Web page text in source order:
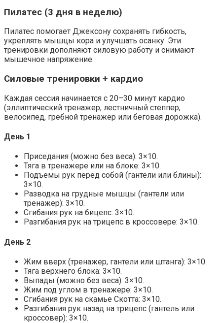
Пилатес (3 дня в неделю)
Пилатес помогает Джексону сохранять гибкость,
укреплять мышцы кора и улучшать осанку. Эти
тренировки дополняют силовую работу и снимают
мышечное напряжение.
Силовые тренировки + кардио
Каждая сессия начинается с 20–30 минут кардио
(эллиптический тренажер, лестничный степпер,
велосипед, гребной тренажер или беговая дорожка).
День 1
Приседания (можно без веса): 3×10.
Тяга в тренажере или на блоке: 3×10.
Подъемы рук перед собой (гантели или блины):
3×10.
Разводка на грудные мышцы (гантели или
тренажер): 3×10.
Сгибания рук на бицепс: 3×10.
Разгибания рук на трицепс в кроссовере: 3×10.
День 2
Жим вверх (тренажер, гантели или штанга): 3×10.
Тяга верхнего блока: 3×10.
Выпады (можно без веса): 3×10.
Жим под углом в тренажере: 3×10.
Сгибания рук на скамье Скотта: 3×10.
Разгибания рук назад на трицепс (гантель или
кроссовер): 3×10.